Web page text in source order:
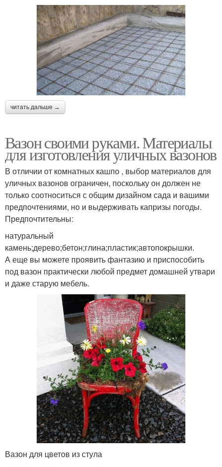
читать дальше →
Вазон своими руками. Материалы
для изготовления уличных вазонов
В отличии от комнатных кашпо , выбор материалов для
уличных вазонов ограничен, поскольку он должен не
только соотноситься с общим дизайном сада и вашими
предпочтениями, но и выдерживать капризы погоды.
Предпочтительны:
натуральный
камень;дерево;бетон;глина;пластик;автопокрышки.
А еще вы можете проявить фантазию и приспособить
под вазон практически любой предмет домашней утвари
и даже старую мебель.
Вазон для цветов из стула